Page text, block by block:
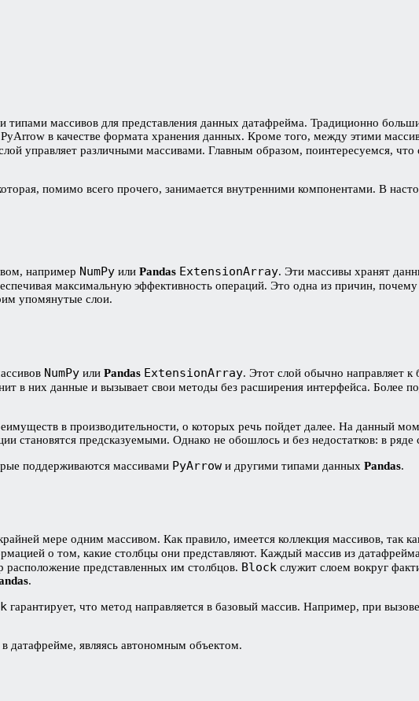
типами массивов для представления данных датафрейма. Традиционно
PyArrow в качестве формата хранения данных. Кроме того, между этими
управляет различными массивами. Главным образом, поинтересуемся, что
помимо всего прочего, занимается внутренними компонентами. В
например NumPy или Pandas ExtensionArray. Эти массивы хранят
максимальную эффективность операций. Это одна из причин, почему
упомянутые слои.
NumPy или Pandas ExtensionArray. Этот слой обычно направляет к
в них данные и вызывает свои методы без расширения интерфейса. Более
в производительности, о которых речь пойдет далее. На данный
становятся предсказуемыми. Однако не обошлось и без недостатков: в ряде
поддерживаются массивами PyArrow и другими типами данных Pandas.
мере одним массивом. Как правило, имеется коллекция массивов, так
о том, какие столбцы они представляют. Каждый массив из
представленных им столбцов. Block служит слоем вокруг
.
гарантирует, что метод направляется в базовый массив. Например, при вызове
датафрейме, являясь автономным объектом.